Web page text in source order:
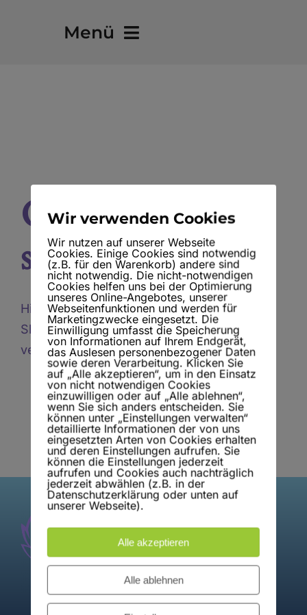
Menü
Blog – Übersicht
Großes kündigt
sich an
Hier bahnt sich etwas Großes an! Unser
Shop ist in Arbeit und wird bald
veröffentlicht!
Wir verwenden Cookies
Wir nutzen auf unserer Webseite
Cookies. Einige Cookies sind notwendig
(z.B. für den Warenkorb) andere sind
nicht notwendig. Die nicht-notwendigen
Cookies helfen uns bei der Optimierung
unseres Online-Angebotes, unserer
Webseitenfunktionen und werden für
Marketingzwecke eingesetzt. Die
Einwilligung umfasst die Speicherung
von Informationen auf Ihrem Endgerät,
das Auslesen personenbezogener Daten
sowie deren Verarbeitung. Klicken Sie
auf „Alle akzeptieren“, um in den Einsatz
von nicht notwendigen Cookies
einzuwilligen oder auf „Alle ablehnen“,
wenn Sie sich anders entscheiden. Sie
können unter „Einstellungen verwalten“
detaillierte Informationen der von uns
eingesetzten Arten von Cookies erhalten
und deren Einstellungen aufrufen. Sie
können die Einstellungen jederzeit
aufrufen und Cookies auch nachträglich
jederzeit abwählen (z.B. in der
Datenschutzerklärung oder unten auf
unserer Webseite).
Alle akzeptieren
Alle ablehnen